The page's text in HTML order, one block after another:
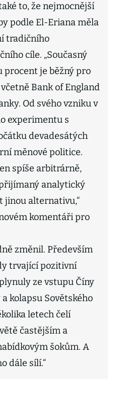
to, že nejmocnější
podle El-Eriana měla
tradičního
cíle. „Současný
procent je běžný pro
Bank of England
Od svého vzniku v
experimentu s
devadesátých
měnové politice.
spíše arbitrárně,
analytický
jinou alternativu,“
komentáři pro
změnil. Především
trvající pozitivní
ze vstupu Číny
kolapsu Sovětského
letech čelí
častějším a
šokům. A
dále sílí.“